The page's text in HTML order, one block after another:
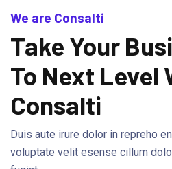
We are Consalti
Take Your
To Next Level
Consalti
Duis aute irure dolor in repreho
voluptate velit esense cillum